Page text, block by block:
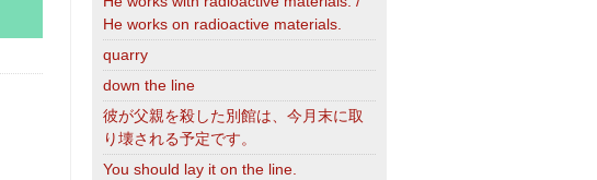
He works on radioactive materials.
quarry
down the line
彼が父親を殺した別館は、今月末に取
り壊される予定です。
You should lay it on the line.